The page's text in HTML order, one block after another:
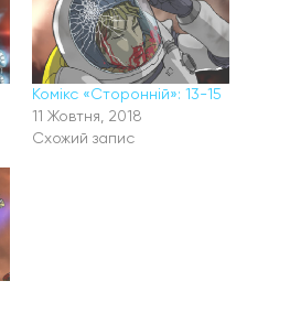
Комікс «Сторонній»: 13-15
11 Жовтня, 2018
Схожий запис